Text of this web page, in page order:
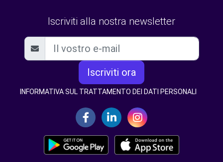
Iscriviti alla nostra newsletter
Iscriviti ora
INFORMATIVA SUL TRATTAMENTO DEI DATI PERSONALI